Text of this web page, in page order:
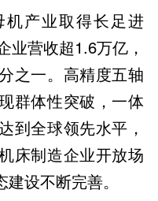
产业取得长足进
业营收超1.6万亿，
之一。高精度五轴
群体性突破，一体
到全球领先水平，
床制造企业开放场
设不断完善。